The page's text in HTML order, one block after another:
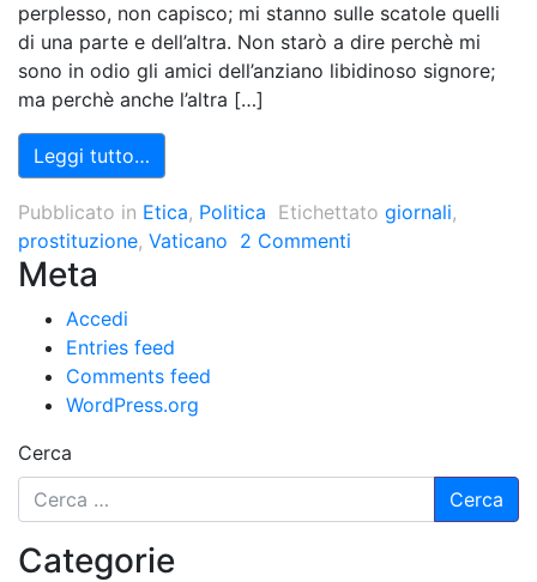
perplesso, non capisco; mi stanno sulle scatole quelli
di una parte e dell’altra. Non starò a dire perchè mi
sono in odio gli amici dell’anziano libidinoso signore;
ma perchè anche l’altra […]
Leggi tutto…
Pubblicato in Etica, Politica Etichettato giornali,
prostituzione, Vaticano 2 Commenti
Meta
Accedi
Entries feed
Comments feed
WordPress.org
Cerca
Categorie